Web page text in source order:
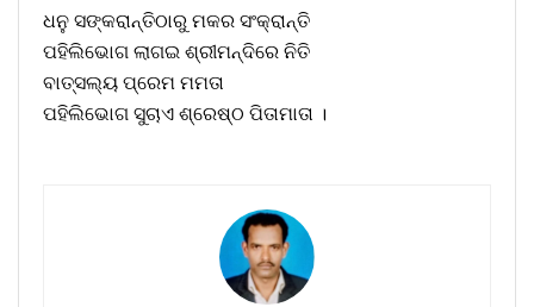
ଧନୁ ସଙ୍କରାନ୍ତିଠାରୁ ମକର ସଂକ୍ରାନ୍ତି
ପହିଲିଭୋଗ ଲାଗଇ ଶ୍ରୀମନ୍ଦିରେ ନିତି
ବାତ୍ସଲ୍ୟ ପ୍ରେମ ମମତା
ପହିଲିଭୋଗ ସୁଚାଏ ଶ୍ରେଷ୍ଠ ପିତାମାତା ।